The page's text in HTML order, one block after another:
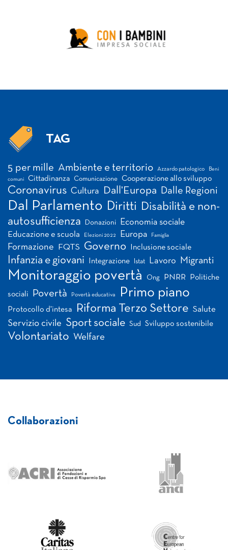
TAG
5 per mille Ambiente e territorio Azzardo patologico Beni
comuni Cittadinanza Comunicazione Cooperazione allo sviluppo
Coronavirus Cultura Dall'Europa Dalle Regioni
Dal Parlamento Diritti Disabilità e non-
autosufficienza
Donazioni Economia sociale
Educazione e scuola Elezioni 2022 Europa Famiglia
Formazione FQTS Governo Inclusione sociale
Infanzia e giovani Integrazione Istat Lavoro Migranti
Monitoraggio povertà Ong PNRR Politiche
sociali Povertà Povertà educativa Primo piano
Protocollo d'intesa Riforma Terzo Settore Salute
Servizio civile Sport sociale Sud Sviluppo sostenibile
Volontariato Welfare
Collaborazioni